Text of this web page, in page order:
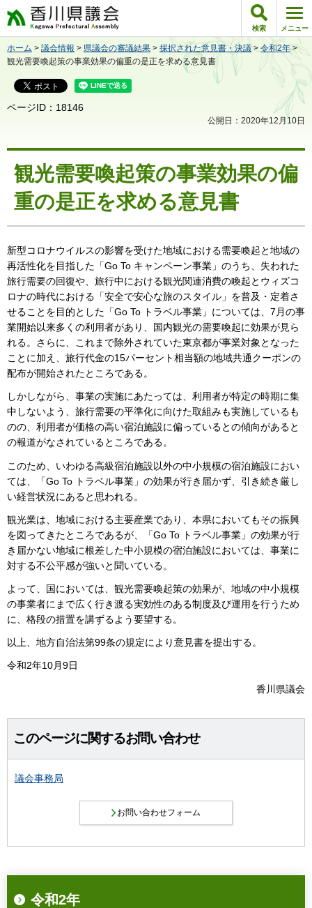
香川県議会 検索 メニュー
ホーム > 議会情報 > 県議会の審議結果 > 採択された意見書・決議 > 令和2年>
観光需要喚起策の事業効果の偏重の是正を求める意見書
ページID：18146
公開日：2020年12月10日
観光需要喚起策の事業効果の偏
重の是正を求める意見書
新型コロナウイルスの影響を受けた地域における需要喚起と地域の
再活性化を目指した「Go To キャンペーン事業」のうち、失われた
旅行需要の回復や、旅行中における観光関連消費の喚起とウィズコ
ロナの時代における「安全で安心な旅のスタイル」を普及・定着さ
せることを目的とした「Go To トラベル事業」については、7月の事
業開始以来多くの利用者があり、国内観光の需要喚起に効果が見ら
れる。さらに、これまで除外されていた東京都が事業対象となった
ことに加え、旅行代金の15パーセント相当額の地域共通クーポンの
配布が開始されたところである。
しかしながら、事業の実施にあたっては、利用者が特定の時期に集
中しないよう、旅行需要の平準化に向けた取組みも実施しているも
のの、利用者が価格の高い宿泊施設に偏っているとの傾向があると
の報道がなされているところである。
このため、いわゆる高級宿泊施設以外の中小規模の宿泊施設におい
ては、「Go To トラベル事業」の効果が行き届かず、引き続き厳し
い経営状況にあると思われる。
観光業は、地域における主要産業であり、本県においてもその振興
を図ってきたところであるが、「Go To トラベル事業」の効果が行
き届かない地域に根差した中小規模の宿泊施設においては、事業に
対する不公平感が強いと聞いている。
よって、国においては、観光需要喚起策の効果が、地域の中小規模
の事業者にまで広く行き渡る実効性のある制度及び運用を行うため
に、格段の措置を講ずるよう要望する。
以上、地方自治法第99条の規定により意見書を提出する。
令和2年10月9日
香川県議会
このページに関するお問い合わせ
議会事務局
令和2年